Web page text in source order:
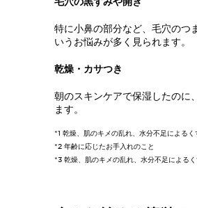
特に小鼻の部分など、毛穴のつ
いうお悩みが多く見られます。
乾燥・カサつき
朝のスキンケアで保湿したのに
ます。
*1 乾燥、肌のキメの乱れ、水分不足によるく
*2 年齢に応じたお手入れのこと
*3 乾燥、肌のキメの乱れ、水分不足による